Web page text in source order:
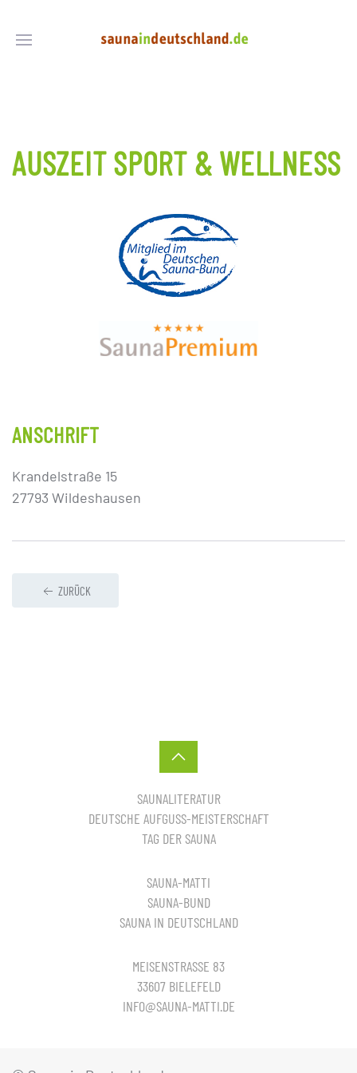
AUSZEIT SPORT & WELLNESS
ANSCHRIFT
Krandelstraße 15
27793 Wildeshausen
ZURÜCK
SAUNALITERATUR
DEUTSCHE AUFGUSS-MEISTERSCHAFT
TAG DER SAUNA
SAUNA-MATTI
SAUNA-BUND
SAUNA IN DEUTSCHLAND
MEISENSTRASSE 83
33607 BIELEFELD
INFO@SAUNA-MATTI.DE